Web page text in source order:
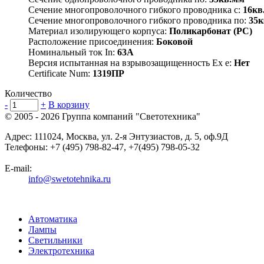
Сечение многопроволочного гибкого проводника с:
Сечение многопроволочного гибкого проводника по:
Материал изолирующего корпуса: Поликарбонат (PC)
Расположение присоединения: Боковой
Номинальный ток In: 63А
Версия испытанная на взрывозащищенность Ex е: Нет
Certificate Num: 1319ПР
Количество
-
+ В корзину
© 2005 - 2026 Группа компаний "Светотехника"
Адрес: 111024, Москва, ул. 2-я Энтузиастов, д. 5, оф.9Д
Телефоны: +7 (495) 798-82-47, +7(495) 798-05-32
E-mail:
info@swetotehnika.ru
Автоматика
Лампы
Светильники
Электротехника